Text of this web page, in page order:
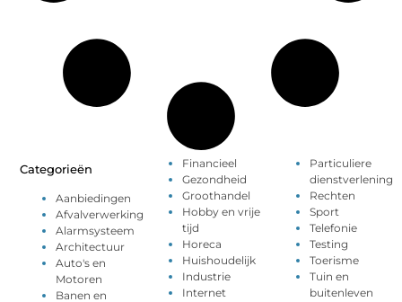
Categorieën
Aanbiedingen
Afvalverwerking
Alarmsysteem
Architectuur
Auto's en
Motoren
Banen en
Financieel
Gezondheid
Groothandel
Hobby en vrije
tijd
Horeca
Huishoudelijk
Industrie
Internet
Particuliere
dienstverlening
Rechten
Sport
Telefonie
Testing
Toerisme
Tuin en
buitenleven